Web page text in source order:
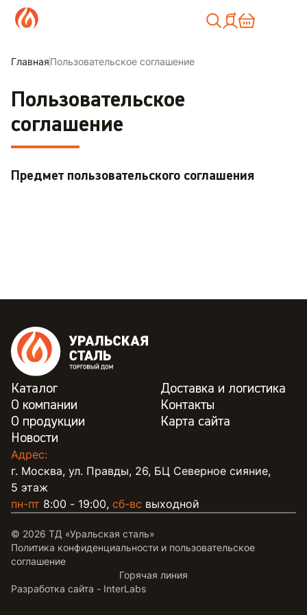
ГлавнаяПользовательское соглашение
Пользовательское
соглашение
Предмет пользовательского соглашения
Каталог
О компании
О продукции
Новости
Доставка и логистика
Контакты
Карта сайта
Адрес:
г. Москва, ул. Правды, 26, БЦ Северное сияние,
5 этаж
пн-пт 8:00 - 19:00, сб-вс выходной
© 2026 ТД «Уральская сталь»
Политика конфиденциальности и пользовательское
соглашение
Горячая линия
Разработка сайта - InterLabs